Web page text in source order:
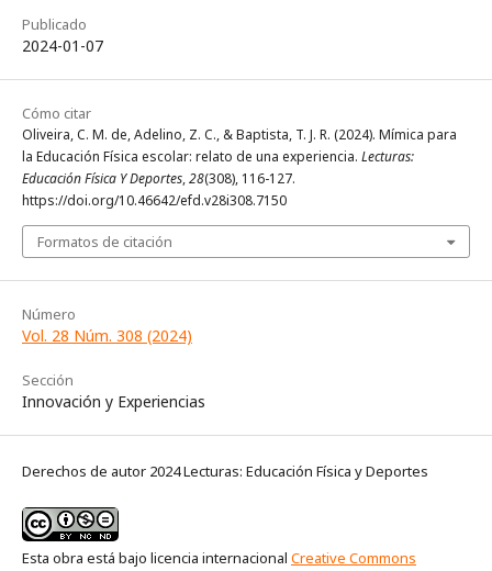
Publicado
2024-01-07
Cómo citar
Oliveira, C. M. de, Adelino, Z. C., & Baptista, T. J. R. (2024). Mímica para
la Educación Física escolar: relato de una experiencia. Lecturas:
Educación Física Y Deportes,28(308), 116-127.
https://doi.org/10.46642/efd.v28i308.7150
Formatos de citación
Número
Vol. 28 Núm. 308 (2024)
Sección
Innovación y Experiencias
Derechos de autor 2024 Lecturas: Educación Física y Deportes
Esta obra está bajo licencia internacional Creative Commons